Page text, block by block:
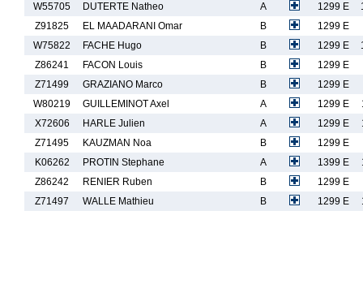
W55705
DUTERTE Natheo A 1299 E
Z91825
EL MAADARANI Omar B
1299 E
W75822
FACHE Hugo B 1299 E
Z86241
FACON Louis B
1299 E
Z71499
GRAZIANO Marco B
1299 E
W80219
GUILLEMINOT Axel A 1299 E
X72606
HARLE Julien A 1299 E
Z71495
KAUZMAN Noa B
1299 E
K06262
PROTIN Stephane A 1399 E
Z86242
RENIER Ruben B
1299 E
Z71497
WALLE Mathieu B 1299 E